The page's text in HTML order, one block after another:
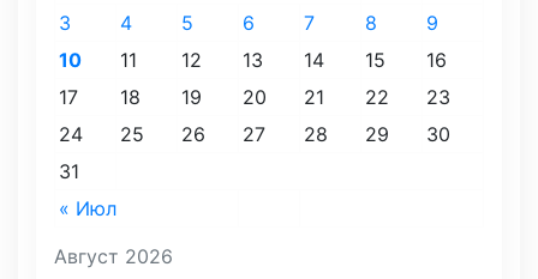
Август 2026
« Июл
3
4 5 6 7 8
9
10
11 12 13 14 15
16
17
18 19 20 21 22
23
24
25 26 27 28 29
30
31